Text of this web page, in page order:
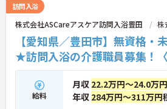
訪問入浴
株式会社ASCareアスケア訪問入浴豊田 株
【愛知県／豊田市】無資格
★訪問入浴の介護職員募集！〈
給料
月収 22.2万円～24.0万円
年収 284万円～311万円